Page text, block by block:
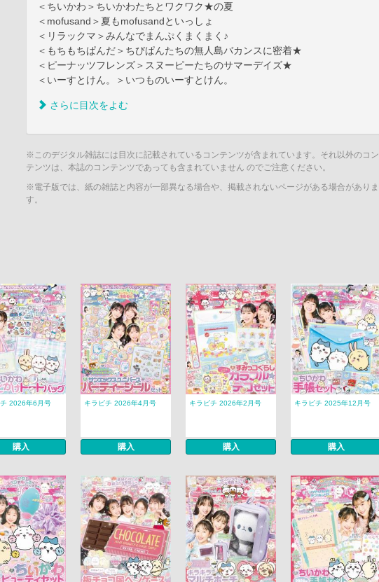
＜ちいかわ＞ちいかわたちとワクワク★の夏
＜mofusand＞夏もmofusandといっしょ
＜リラックマ＞みんなでまんぷくまくまく♪
＜もちもちぱんだ＞ちびぱんたちの無人島バカンスに密着★
＜ピーナッツフレンズ＞スヌーピーたちのサマーデイズ★
＜いーすとけん。＞いつものいーすとけん。
さらに目次をよむ
※このデジタル雑誌には目次に記載されているコンテンツが含まれています。それ以外のコン
テンツは、本誌のコンテンツであっても含まれていません のでご注意ください。
※電子版では、紙の雑誌と内容が一部異なる場合や、掲載されないページがある場合がありま
す。
2026年6月号
購入
キラピチ 2026年4月号
購入
キラピチ 2026年2月号
購入
キラピチ 2025年12月号
購入